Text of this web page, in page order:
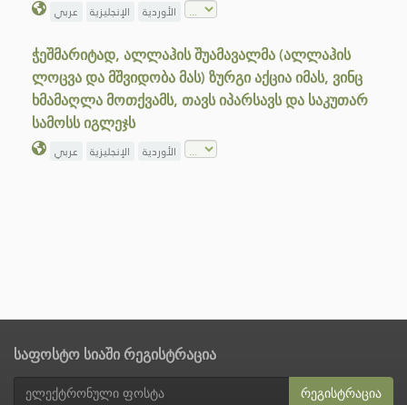
عربي الإنجليزية الأوردية
ჭეშმარიტად, ალლაჰის შუამავალმა (ალლაჰის
ლოცვა და მშვიდობა მას) ზურგი აქცია იმას, ვინც
ხმამაღლა მოთქვამს, თავს იპარსავს და საკუთარ
სამოსს იგლეჯს
عربي الإنجليزية الأوردية
საფოსტო სიაში რეგისტრაცია
რეგისტრაცია